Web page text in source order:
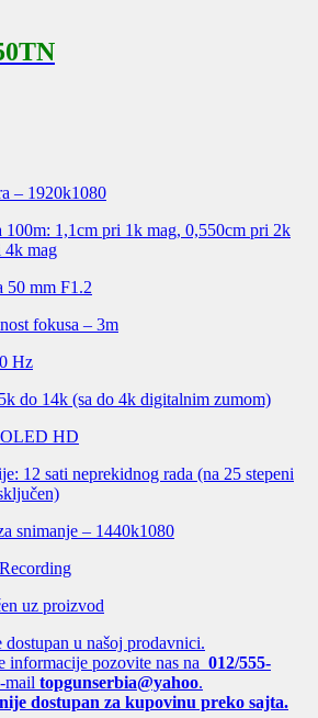
– 1920k1080
100m: 1,1cm pri 1k mag, 0,550cm pri 2k
4k mag
50 mm F1.2
fokusa – 3m
Hz
do 14k (sa do 4k digitalnim zumom)
HD
12 sati neprekidnog rada (na 25 stepeni
snimanje – 1440k1080
uz proizvod
dostupan u našoj prodavnici.
informacije pozovite nas na 012/555-
mail topgunserbia@yahoo.
dostupan za kupovinu preko sajta.